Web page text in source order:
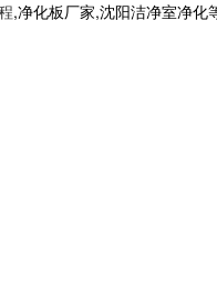
,净化板厂家,沈阳洁净室净化